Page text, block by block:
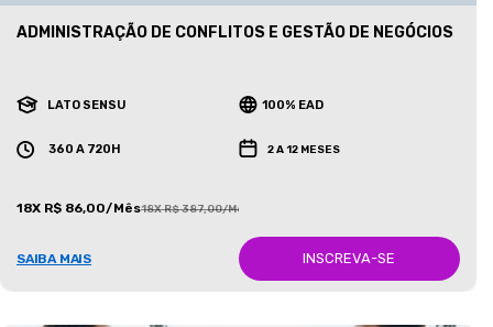
ADMINISTRAÇÃO DE CONFLITOS E GESTÃO DE NEGÓCIOS
LATO SENSU 100% EAD
360 A 720H 2 A 12 MESES
18X R$ 86,00/Mês18X R$ 387,00/Mês
SAIBA MAIS INSCREVA-SE